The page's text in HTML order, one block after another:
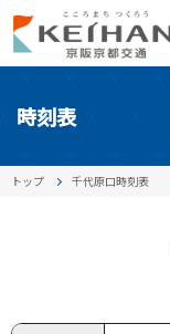
時刻表
トップ 千代原口時刻表